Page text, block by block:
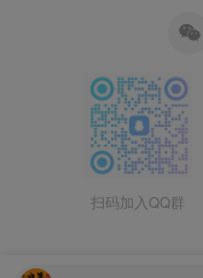
扫码加入QQ群